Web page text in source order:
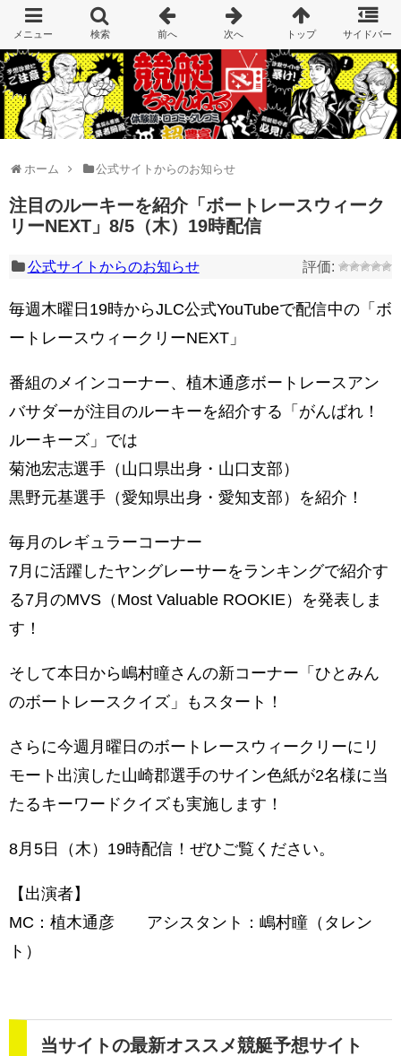
ホーム 公式サイトからのお知らせ
注目のルーキーを紹介「ボートレースウィーク
リーNEXT」8/5（木）19時配信
公式サイトからのお知らせ
毎週木曜日19時からJLC公式YouTubeで配信中の「ボ
ートレースウィークリーNEXT」
番組のメインコーナー、植木通彦ボートレースアン
バサダーが注目のルーキーを紹介する「がんばれ！
ルーキーズ」では
菊池宏志選手（山口県出身・山口支部）
黒野元基選手（愛知県出身・愛知支部）を紹介！
毎月のレギュラーコーナー
7月に活躍したヤングレーサーをランキングで紹介す
る7月のMVS（Most Valuable ROOKIE）を発表しま
す！
そして本日から嶋村瞳さんの新コーナー「ひとみん
のボートレースクイズ」もスタート！
さらに今週月曜日のボートレースウィークリーにリ
モート出演した山崎郡選手のサイン色紙が2名様に当
たるキーワードクイズも実施します！
8月5日（木）19時配信！ぜひご覧ください。
【出演者】
MC：植木通彦 アシスタント：嶋村瞳（タレン
ト）
当サイトの最新オススメ競艇予想サイト